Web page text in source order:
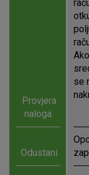
Provjera
naloga
se
Odustani
Nužni
Ovi kolačići
ne mogu se
postavljaju kao
za uslugama,
možete postaviti
kolačići ne
identificirati.